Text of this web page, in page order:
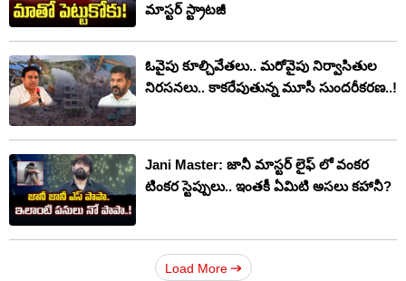
మాస్టర్ స్ట్రాటజీ
ఓవైపు కూల్చివేతలు.. మరోవైపు నిర్వాసితుల
నిరసనలు.. కాకరేపుతున్న మూసీ సుందరీకరణ..!
Jani Master: జానీ మాస్టర్ లైఫ్ లో వంకర
టింకర స్టెప్పులు.. ఇంతకీ ఏమిటి అసలు కహానీ?
Load More